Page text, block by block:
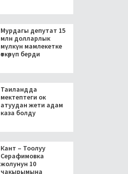
Мурдагы депутат 15
млн долларлык
мүлкүн мамлекетке
өткөрүп берди
Таиландда
мектептеги ок
атуудан жети адам
каза болду
Кант – Тоолуу
Серафимовка
жолунун 10
чакырымына